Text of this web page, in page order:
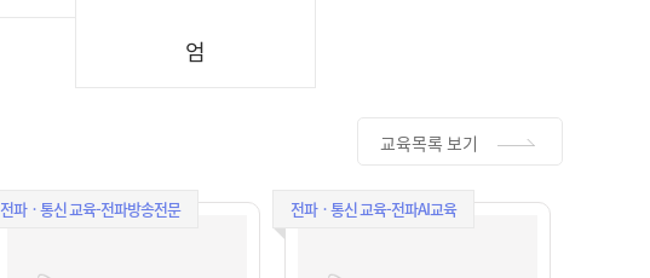
엄
교육목록 보기
전파ㆍ통신 교육-전파방송전문 전파ㆍ통신 교육-전파AI교육